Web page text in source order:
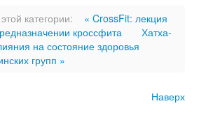
категории:
« CrossFit: лекция
кроссфита
Хатха-
на состояние здоровья
групп »
Наверх